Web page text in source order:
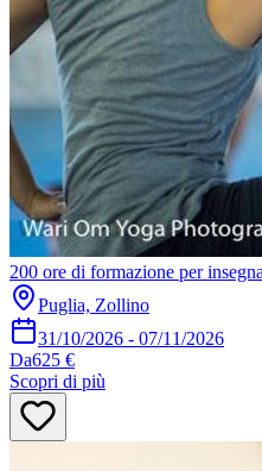
200 ore di formazione per
Puglia, Zollino
31/10/2026 - 07/11/2026
Da625 €
Scopri di più